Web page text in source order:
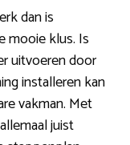
dan is
mooie klus. Is
uitvoeren door
installeren kan
vakman. Met
juist